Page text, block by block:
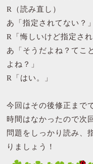
R（読み直し）
あ「指定されてない？」
R「悔しいけど指定され
あ「そうだよね？てこ
よね？」
R「はい。」
今回はその後修正まで
時間はなかったので次
問題をしっかり読み、
りましょう！